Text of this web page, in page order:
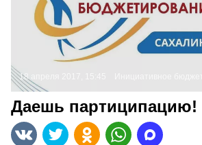
18 апреля 2017, 15:45
Даешь партиципацию!